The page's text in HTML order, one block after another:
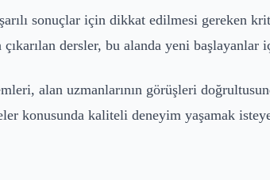
sonuçlar için dikkat edilmesi gereken
dersler, bu alanda yeni başlayanlar
alan uzmanlarının görüşleri
konusunda kaliteli deneyim yaşamak